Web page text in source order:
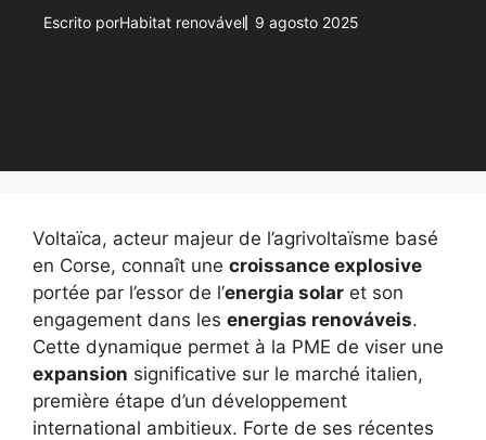
Escrito porHabitat renovável 9 agosto 2025
Voltaïca, acteur majeur de l’agrivoltaïsme basé
en Corse, connaît une croissance explosive
portée par l’essor de l’energia solar et son
engagement dans les energias renováveis.
Cette dynamique permet à la PME de viser une
expansion significative sur le marché italien,
première étape d’un développement
international ambitieux. Forte de ses récentes